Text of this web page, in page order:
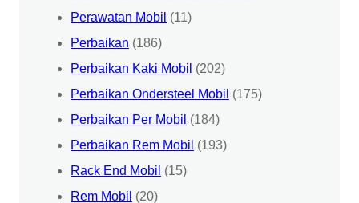
Perawatan Mobil (11)
Perbaikan (186)
Perbaikan Kaki Mobil (202)
Perbaikan Ondersteel Mobil (175)
Perbaikan Per Mobil (184)
Perbaikan Rem Mobil (193)
Rack End Mobil (15)
Rem Mobil (20)